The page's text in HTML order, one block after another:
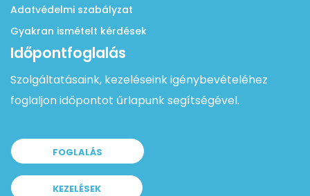
Adatvédelmi szabályzat
Gyakran ismételt kérdések
Időpontfoglalás
Szolgáltatásaink, kezeléseink igénybevételéhez
foglaljon időpontot űrlapunk segítségével.
FOGLALÁS
KEZELÉSEK